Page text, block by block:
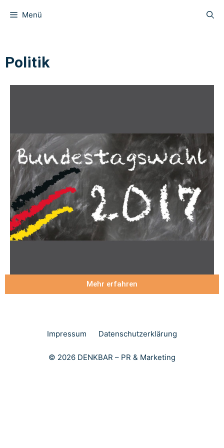
Menü
Politik
Mehr erfahren
Impressum Datenschutzerklärung
© 2026 DENKBAR – PR & Marketing